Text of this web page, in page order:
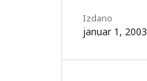
Izdano
januar 1, 2003